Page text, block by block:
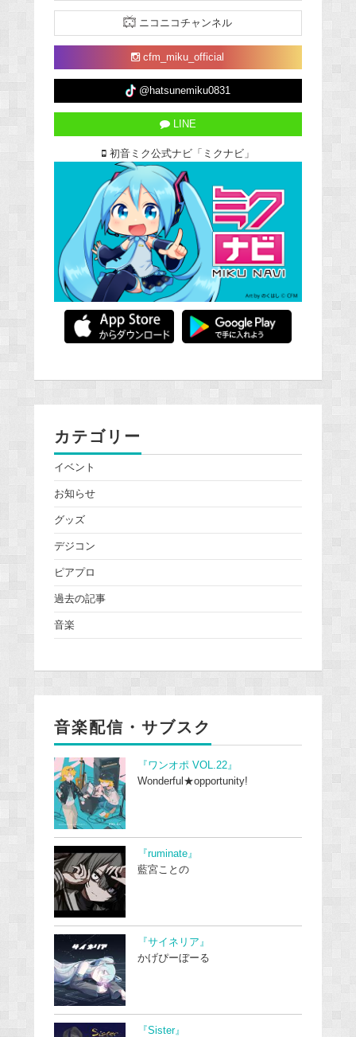
ニコニコチャンネル
cfm_miku_official
@hatsunemiku0831
LINE
初音ミク公式ナビ「ミクナビ」
カテゴリー
イベント
お知らせ
グッズ
デジコン
ピアプロ
過去の記事
音楽
音楽配信・サブスク
『ワンオポ VOL.22』
Wonderful★opportunity!
『ruminate』
藍宮ことの
『サイネリア』
かげぴーぼーる
『Sister』